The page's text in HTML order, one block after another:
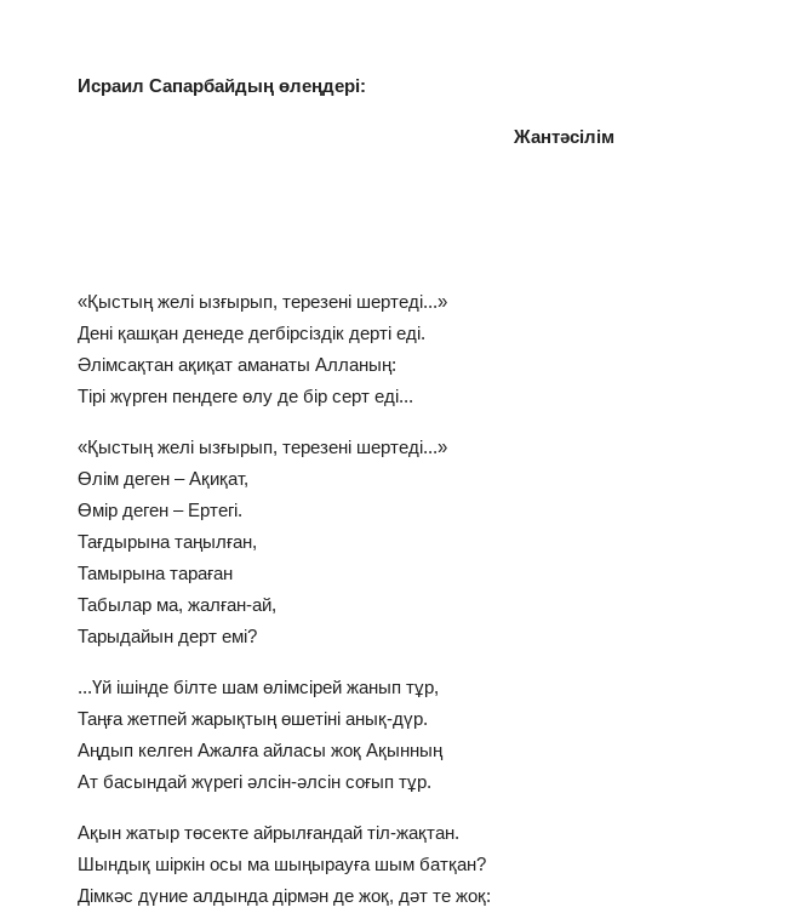
Исраил Сапарбайдың өлеңдері:
Жантәсілім
«Қыстың желі ызғырып, терезені шертеді...»
Дені қашқан денеде дегбірсіздік дерті еді.
Әлімсақтан ақиқат аманаты Алланың:
Тірі жүрген пендеге өлу де бір серт еді...
«Қыстың желі ызғырып, терезені шертеді...»
Өлім деген – Ақиқат,
Өмір деген – Ертегі.
Тағдырына таңылған,
Тамырына тараған
Табылар ма, жалған-ай,
Тарыдайын дерт емі?
...Үй ішінде білте шам өлімсірей жанып тұр,
Таңға жетпей жарықтың өшетіні анық-дүр.
Аңдып келген Ажалға айласы жоқ Ақынның
Ат басындай жүрегі әлсін-әлсін соғып тұр.
Ақын жатыр төсекте айрылғандай тіл-жақтан.
Шындық шіркін осы ма шыңырауға шым батқан?
Дімкәс дүние алдында дірмән де жоқ, дәт те жоқ: